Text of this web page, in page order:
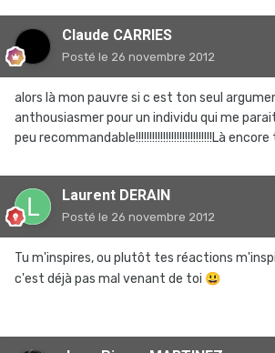
Claude CARRIES
Posté le 26 novembre 2012
alors là mon pauvre si c est ton seul
anthousiasmer pour un individu qui me
peu recommandable!!!!!!!!!!!!!!!!!!!!!!!!!!!!Là
Laurent DERAIN
Posté le 26 novembre 2012
Tu m'inspires, ou plutôt tes réactions
c'est déjà pas mal venant de toi 😃